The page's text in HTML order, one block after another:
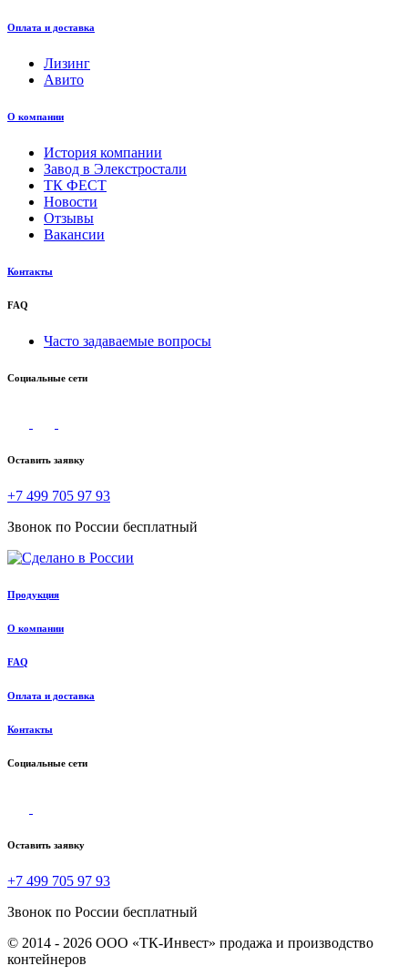
Оплата и доставка
Лизинг
Авито
О компании
История компании
Завод в Элекстростали
ТК ФЕСТ
Новости
Отзывы
Вакансии
Контакты
FAQ
Часто задаваемые вопросы
Социальные сети
Оставить заявку
+7 499 705 97 93
Звонок по России бесплатный
Продукция
О компании
FAQ
Оплата и доставка
Контакты
Социальные сети
Оставить заявку
+7 499 705 97 93
Звонок по России бесплатный
© 2014 - 2026 ООО «ТК-Инвест» продажа и производство
контейнеров